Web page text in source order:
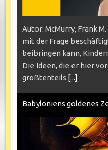
Autor: McMurry, Frank
mit der Frage
beibringen kann,
Die Ideen, die er hier
größtenteils [...]
Babyloniens goldenes